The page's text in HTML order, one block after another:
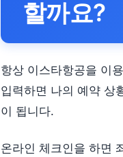
할까요?
항상 이스타항공을 이
입력하면 나의 예약 상
이 됩니다.
온라인 체크인을 하면